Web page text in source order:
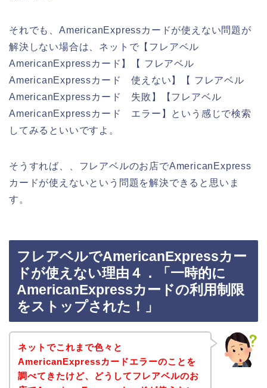
それでも、AmericanExpressカードが使えない問題が
解決しない場合は、ネットで【フレアベル
AmericanExpressカード】【 フレアベル
AmericanExpressカード 使えない】【 フレアベル
AmericanExpressカード 失敗】【フレアベル
AmericanExpressカード エラー】という感じで検索
してみるといいですよ。
そうすれば、、フレアベルのお店でAmericanExpress
カードが使えないという問題を解決できると思いま
す。
フレアベルでAmericanExpressカー
ドが使えない理由４．「一時的に
AmericanExpressカードの利用制限
をストップされた！」
ネットでこれまで色々と
AmericanExpressカードエラーのことを
調べてきたけど、どうしてフレアベルのお